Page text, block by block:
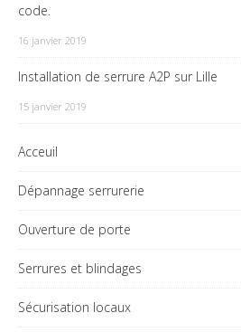
code.
16 janvier 2019
Installation de serrure A2P sur Lille
15 janvier 2019
Acceuil
Dépannage serrurerie
Ouverture de porte
Serrures et blindages
Sécurisation locaux